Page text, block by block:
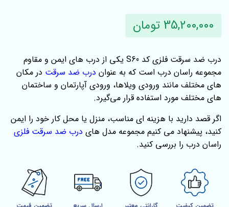
35,200,000 تومان
درب ضد سرقت فلزی کد S60 یکی از درب های ایمن و مقاوم
مجموعه راسان درب است که به عنوان درب ضد سرقت در مکان
های مختلف مانند ورودی ویلاها، ورودی آپارتمان و ساختمان
های مختلف مورد استفاده قرار می‌گیرد.
اگر قصد دارید با هزینه‌ ای مناسب، منزل یا محل کار خود را ایمن
کنید، پیشنهاد می‌ کنیم مجموعه مدل‌ های درب ضد سرقت فلزی
راسان درب را بررسی کنید.